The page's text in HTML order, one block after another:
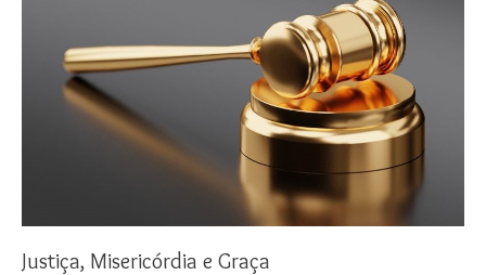
Justiça, Misericórdia e Graça